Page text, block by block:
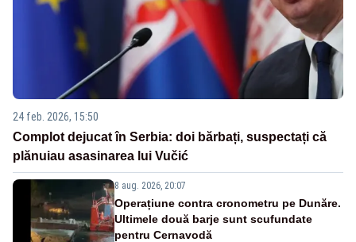
24 feb. 2026, 15:50
Complot dejucat în Serbia: doi bărbați, suspectați că
plănuiau asasinarea lui Vučić
8 aug. 2026, 20:07
Operațiune contra cronometru pe Dunăre.
Ultimele două barje sunt scufundate
pentru Cernavodă